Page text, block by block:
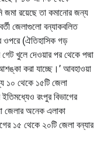
জমা রয়েছে তা কমানোর জন্য
জেলাগুলো বন্যাকবলিত
ওপরে (ঐতিহাসিক গড়
খুলে দেওয়ার পর থেকে পদ্মা
করা যাচ্ছে।’ আবহাওয়া
১০ থেকে ১৫টি জেলা
রংপুর বিভাগের
জেলার অনেক এলাকা
১৫ থেকে ২০টি জেলা বন্যার